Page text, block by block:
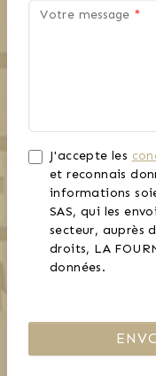
Votre message *
J'accepte les
et reconnais
informations
SAS, qui les
secteur, auprès
droits, LA
données.